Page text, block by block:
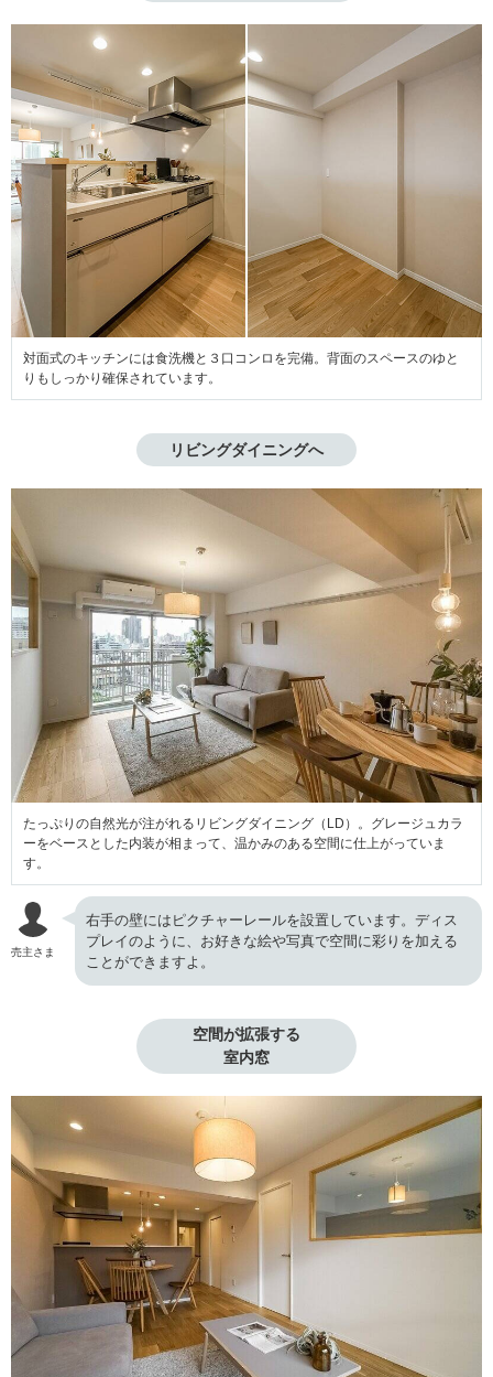
対面式のキッチンには食洗機と３口コンロを完備。背面のスペースのゆと
りもしっかり確保されています。
リビングダイニングへ
たっぷりの自然光が注がれるリビングダイニング（LD）。グレージュカラ
ーをベースとした内装が相まって、温かみのある空間に仕上がっていま
す。
売主さま
右手の壁にはピクチャーレールを設置しています。ディス
プレイのように、お好きな絵や写真で空間に彩りを加える
ことができますよ。
空間が拡張する
室内窓